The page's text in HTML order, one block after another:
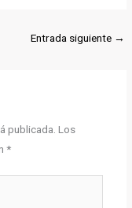
Entrada siguiente →
publicada. Los
*